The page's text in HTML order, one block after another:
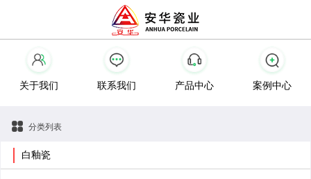
关于我们 联系我们 产品中心 案例中心
分类列表
白釉瓷